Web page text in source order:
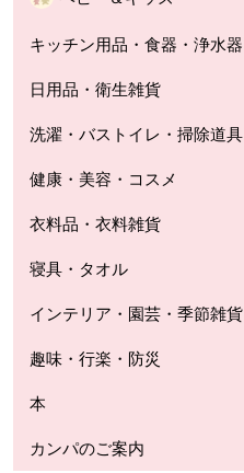
キッチン用品・食器・浄水器
日用品・衛生雑貨
洗濯・バストイレ・掃除道具
健康・美容・コスメ
衣料品・衣料雑貨
寝具・タオル
インテリア・園芸・季節雑貨
趣味・行楽・防災
本
カンパのご案内